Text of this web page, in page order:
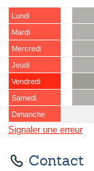
Lundi
Mardi
Mercredi
Jeudi
Vendredi
Samedi
Dimanche
Signaler une erreur
Contact